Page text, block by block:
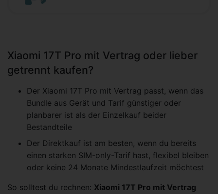
Xiaomi 17T Pro mit Vertrag oder lieber
getrennt kaufen?
Der Xiaomi 17T Pro mit Vertrag passt, wenn das
Bundle aus Gerät und Tarif günstiger oder
planbarer ist als der Einzelkauf beider
Bestandteile
Der Direktkauf ist am besten, wenn du bereits
einen starken SIM-only-Tarif hast, flexibel bleiben
oder keine 24 Monate Mindestlaufzeit möchtest
So solltest du rechnen: Xiaomi 17T Pro mit Vertrag